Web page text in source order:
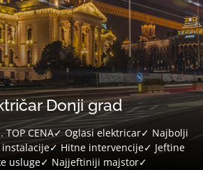
Donji grad
TOP CENA✓ Oglasi elektricar✓ Najbolji
Hitne intervencije✓ Jeftine
usluge✓ Najjeftiniji majstor✓